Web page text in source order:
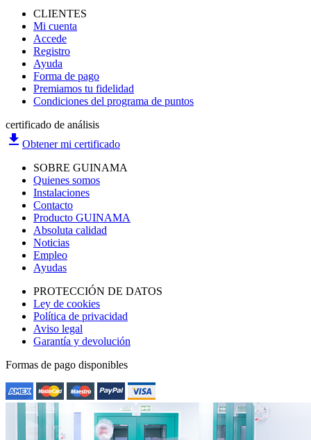
CLIENTES
Mi cuenta
Accede
Registro
Ayuda
Forma de pago
Premiamos tu fidelidad
Condiciones del programa de puntos
certificado de análisis
file_download Obtener mi certificado
SOBRE GUINAMA
Quienes somos
Instalaciones
Contacto
Producto GUINAMA
Absoluta calidad
Noticias
Empleo
Ayudas
PROTECCIÓN DE DATOS
Ley de cookies
Política de privacidad
Aviso legal
Garantía y devolución
Formas de pago disponibles